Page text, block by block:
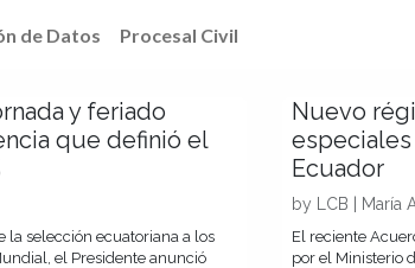
de Datos Procesal Civil
y feriado
que definió el
la selección ecuatoriana a los
el Presidente anunció
Nuevo
especiales
Ecuador
by LCB | María
El reciente
por el Ministerio